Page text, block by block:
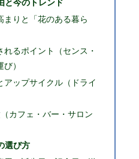
と今のトレンド
まりと「花のある暮ら
れるポイント（センス・
）
アップサイクル（ドライ
カフェ・バー・サロン
選び方